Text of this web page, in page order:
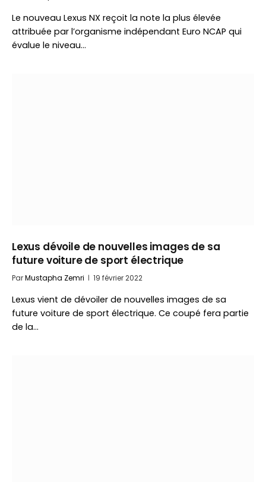
Le nouveau Lexus NX reçoit la note la plus élevée
attribuée par l’organisme indépendant Euro NCAP qui
évalue le niveau…
Lexus dévoile de nouvelles images de sa
future voiture de sport électrique
ParMustapha Zemri 19 février 2022
Lexus vient de dévoiler de nouvelles images de sa
future voiture de sport électrique. Ce coupé fera partie
de la…